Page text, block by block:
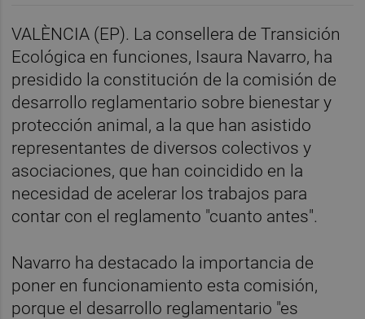
VALÈNCIA (EP). La consellera de Transición
Ecológica en funciones, Isaura Navarro, ha
presidido la constitución de la comisión de
desarrollo reglamentario sobre bienestar y
protección animal, a la que han asistido
representantes de diversos colectivos y
asociaciones, que han coincidido en la
necesidad de acelerar los trabajos para
contar con el reglamento "cuanto antes".
Navarro ha destacado la importancia de
poner en funcionamiento esta comisión,
porque el desarrollo reglamentario "es